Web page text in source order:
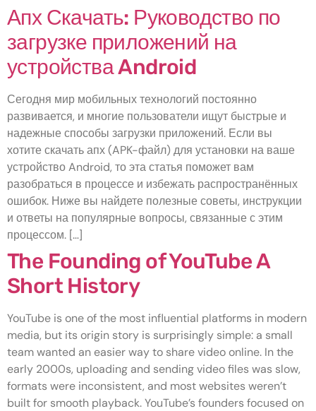
Апх Скачать: Руководство по
загрузке приложений на
устройства Android
Сегодня мир мобильных технологий постоянно
развивается, и многие пользователи ищут быстрые и
надежные способы загрузки приложений. Если вы
хотите скачать апх (APK-файл) для установки на ваше
устройство Android, то эта статья поможет вам
разобраться в процессе и избежать распространённых
ошибок. Ниже вы найдете полезные советы, инструкции
и ответы на популярные вопросы, связанные с этим
процессом. […]
The Founding of YouTube A
Short History
YouTube is one of the most influential platforms in modern
media, but its origin story is surprisingly simple: a small
team wanted an easier way to share video online. In the
early 2000s, uploading and sending video files was slow,
formats were inconsistent, and most websites weren’t
built for smooth playback. YouTube’s founders focused on